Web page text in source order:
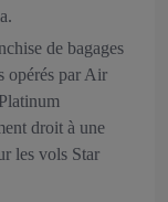
de bagages
opérés par Air
droit à une
les vols Star